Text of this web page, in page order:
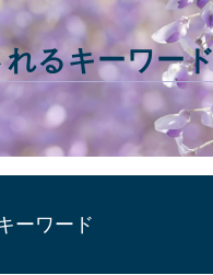
るキーワード
ーワード